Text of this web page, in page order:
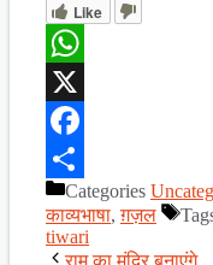
Like
WhatsApp
X
Facebook
ShareCategories
काव्यभाषा,ग़ज़ल
tiwari